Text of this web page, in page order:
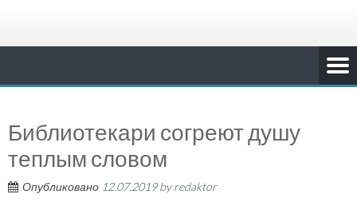
Библиотекари согреют душу
теплым словом
Опубликовано 12.07.2019byredaktor